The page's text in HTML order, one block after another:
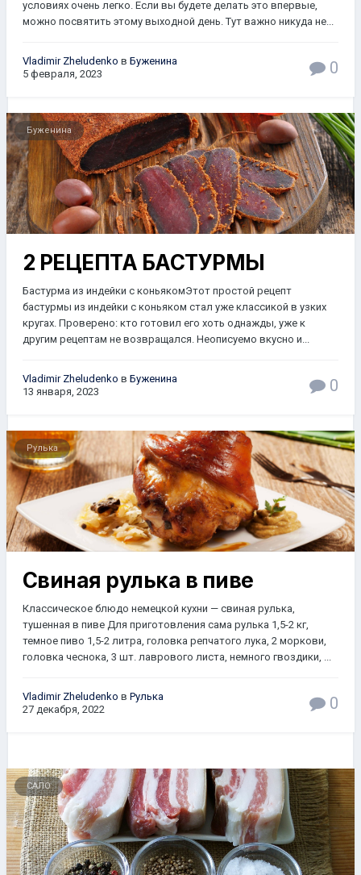
условиях очень легко. Если вы будете делать это впервые,
можно посвятить этому выходной день. Тут важно никуда не...
Vladimir Zheludenko в Буженина
5 февраля, 2023
0
Буженина
2 РЕЦЕПТА БАСТУРМЫ
Бастурма из индейки с коньякомЭтот простой рецепт
бастурмы из индейки с коньяком стал уже классикой в узких
кругах. Проверено: кто готовил его хоть однажды, уже к
другим рецептам не возвращался. Неописуемо вкусно и...
Vladimir Zheludenko в Буженина
13 января, 2023
0
Рулька
Свиная рулька в пиве
Классическое блюдо немецкой кухни — свиная рулька,
тушенная в пиве Для приготовления сама рулька 1,5-2 кг,
темное пиво 1,5-2 литра, головка репчатого лука, 2 моркови,
головка чеснока, 3 шт. лаврового листа, немного гвоздики, ...
Vladimir Zheludenko в Рулька
27 декабря, 2022
0
САЛО